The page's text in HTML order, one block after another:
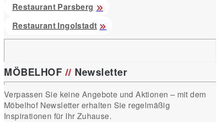
Restaurant Parsberg
Restaurant Ingolstadt
MÖBELHOF // Newsletter
Verpassen Sie keine Angebote und Aktionen – mit dem
Möbelhof Newsletter erhalten Sie regelmäßig
Inspirationen für Ihr Zuhause.